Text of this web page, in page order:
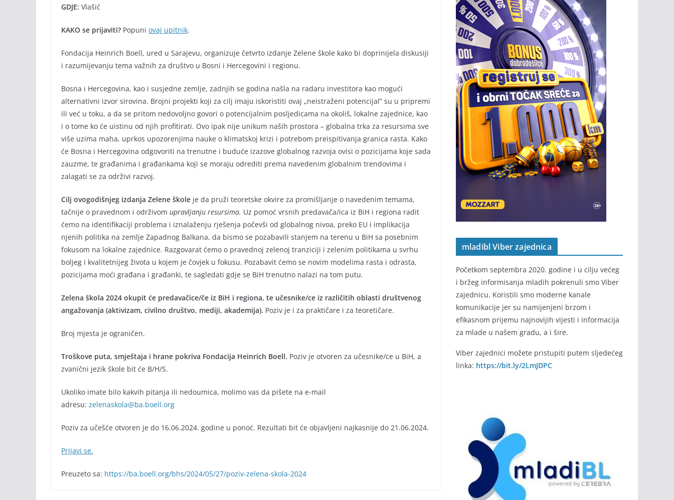
GDJE: Vlašić
KAKO se prijaviti? Popuni ovaj upitnik.
Fondacija Heinrich Boell, ured u Sarajevu, organizuje četvrto izdanje Zelene škole kako bi doprinijela diskusiji
i razumijevanju tema važnih za društvo u Bosni i Hercegovini i regionu.
Bosna i Hercegovina, kao i susjedne zemlje, zadnjih se godina našla na radaru investitora kao mogući
alternativni izvor sirovina. Brojni projekti koji za cilj imaju iskoristiti ovaj „neistraženi potencijal” su u pripremi
ili već u toku, a da se pritom nedovoljno govori o potencijalnim posljedicama na okoliš, lokalne zajednice, kao
i o tome ko će uistinu od njih profitirati. Ovo ipak nije unikum naših prostora – globalna trka za resursima sve
više uzima maha, uprkos upozorenjima nauke o klimatskoj krizi i potrebom preispitivanja granica rasta. Kako
će Bosna i Hercegovina odgovoriti na trenutne i buduće izazove globalnog razvoja ovisi o pozicijama koje sada
zauzme, te građanima i građankama koji se moraju odrediti prema navedenim globalnim trendovima i
zalagati se za održivi razvoj.
Cilj ovogodišnjeg izdanja Zelene škole je da pruži teoretske okvire za promišljanje o navedenim temama,
tačnije o pravednom i održivom upravljanju resursima. Uz pomoć vrsnih predavača/ica iz BiH i regiona radit
ćemo na identifikaciji problema i iznalaženju rješenja počevši od globalnog nivoa, preko EU i implikacija
njenih politika na zemlje Zapadnog Balkana, da bismo se pozabavili stanjem na terenu u BiH sa posebnim
fokusom na lokalne zajednice. Razgovarat ćemo o pravednoj zelenoj tranziciji i zelenim politikama u svrhu
boljeg i kvalitetnijeg života u kojem je čovjek u fokusu. Pozabavit ćemo se novim modelima rasta i odrasta,
pozicijama moći građana i građanki, te sagledati gdje se BiH trenutno nalazi na tom putu.
Zelena škola 2024 okupit će predavačice/če iz BiH i regiona, te učesnike/ce iz različitih oblasti društvenog
angažovanja (aktivizam, civilno društvo, mediji, akademija). Poziv je i za praktičare i za teoretičare.
Broj mjesta je ograničen.
Troškove puta, smještaja i hrane pokriva Fondacija Heinrich Boell. Poziv je otvoren za učesnike/ce u BiH, a
zvanični jezik škole bit će B/H/S.
Ukoliko imate bilo kakvih pitanja ili nedoumica, molimo vas da pišete na e-mail
adresu: zelenaskola@ba.boell.org
Poziv za učešće otvoren je do 16.06.2024. godine u ponoć. Rezultati bit će objavljeni najkasnije do 21.06.2024.
Prijavi se.
Preuzeto sa: https://ba.boell.org/bhs/2024/05/27/poziv-zelena-skola-2024
mladibl Viber zajednica
Početkom septembra 2020. godine i u cilju većeg
i bržeg informisanja mladih pokrenuli smo Viber
zajednicu. Koristili smo moderne kanale
komunikacije jer su namijenjeni brzom i
efikasnom prijemu najnovijih vijesti i informacija
za mlade u našem gradu, a i šire.
Viber zajednici možete pristupiti putem sljedećeg
linka: https://bit.ly/2LmJDPC